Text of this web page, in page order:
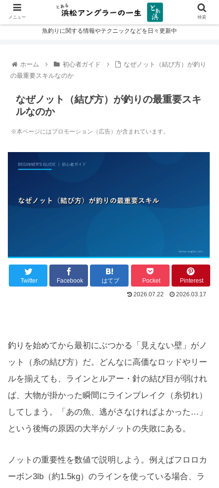
魚釣りに関する情報やテクニックなどを日々更新中
ホーム 初心者ガイド
なぜノット（結び方）が釣り
の最重要スキルなのか
なぜノット（結び方）が釣りの最重要スキ
ルなのか
※本ページにはプロモーション（広告）が含まれています。
Twitter Facebook はてブ Pocket
Pinterest
2026.07.22
2026.03.17
釣りを始めてから最初にぶつかる「見えない壁」がノ
ット（糸の結び方）だ。どんなに高価なロッドやリー
ルを揃えても、ラインとルアー・針の結び目が弱けれ
ば、大物が掛かった瞬間にラインブレイク（糸切れ）
してしまう。「あの魚、逃がさなければよかった…」
という後悔の原因の大半がノットの失敗にある。
ノットの重要性を数値で説明しよう。例えばフロロカ
ーボン3lb（約1.5kg）のラインを使っている場合、ラ
メニュー 検索